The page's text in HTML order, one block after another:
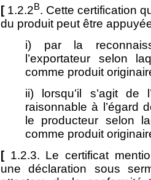
[ 1.2.2B. Cette certification
du produit peut être
i) par la
l’exportateur selon
comme produit
ii) lorsqu’il s’agit de
raisonnable à l’égard
le producteur selon
comme produit
[ 1.2.3. Le certificat
une déclaration sous